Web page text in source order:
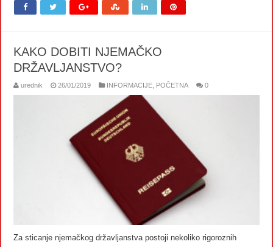
KAKO DOBITI NJEMAČKO
DRŽAVLJANSTVO?
urednik 26/01/2019 INFORMACIJE POČETNA 0
Za sticanje njemačkog državljanstva postoji nekoliko rigoroznih